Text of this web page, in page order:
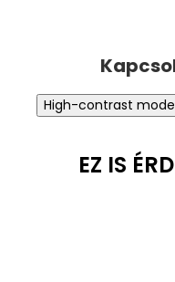
High-contrast mode